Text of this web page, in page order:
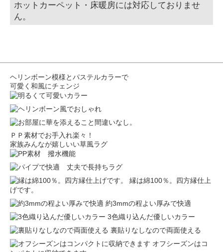
ホットカーペット・床暖房には対応しておりませ
ん。
ヘリンボーン模様とパステルカラーで
可愛く和風にチェンジ
ＰＰ素材でお手入れ楽々！
家族みんなが嬉しいい草風ラグ
縁は綿100％。四方縁仕上
げです。
約3mmの程よい厚みで快適
3色織り込んだ優しいカラー
裏貼りなしなので両面使える
オフシーズンはコ